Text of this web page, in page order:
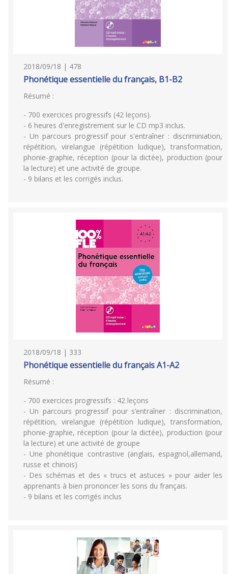
2018/09/18 | 478
Phonétique essentielle du français, B1-B2
Résumé :
- 700 exercices progressifs (42 leçons).
- 6 heures d'enregistrement sur le CD mp3 inclus.
- Un parcours progressif pour s'entraîner : discriminiation,
répétition, virelangue (répétition ludique), transformation,
phonie-graphie, réception (pour la dictée), production (pour
la lecture) et une activité de groupe.
- 9 bilans et les corrigés inclus.
2018/09/18 | 333
Phonétique essentielle du français A1-A2
Résumé :
- 700 exercices progressifs : 42 leçons
- Un parcours progressif pour s’entraîner : discrimination,
répétition, virelangue (répétition ludique), transformation,
phonie-graphie, réception (pour la dictée), production (pour
la lecture) et une activité de groupe
- Une phonétique contrastive (anglais, espagnol,allemand,
russe et chinois)
- Des schémas et des « trucs et astuces » pour aider les
apprenants à bien prononcer les sons du français.
- 9 bilans et les corrigés inclus